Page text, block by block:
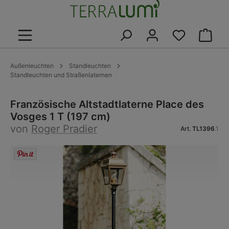
Außenleuchten
Standleuchten
Standleuchten und Straßenlaternen
Französische Altstadtlaterne Place des
Vosges 1 T (197 cm)
von Roger Pradier Art. TL1396.1
Bildergalerie überspringen